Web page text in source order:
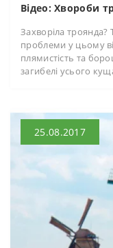
Відео: Хвороби
Захворіла троянда?
проблеми у цьому
плямистість та
загибелі усього
25.08.2017